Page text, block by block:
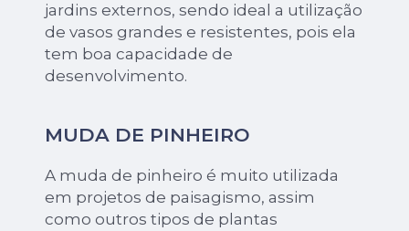
jardins externos, sendo ideal a utilização
de vasos grandes e resistentes, pois ela
tem boa capacidade de
desenvolvimento.
MUDA DE PINHEIRO
A muda de pinheiro é muito utilizada
em projetos de paisagismo, assim
como outros tipos de plantas